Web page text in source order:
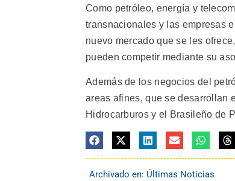
Como petróleo, energía y
transnacionales y las empresas
nuevo mercado que se les
pueden competir mediante su
Además de los negocios del
areas afines, que se desarrollan
Hidrocarburos y el Brasileño de
Archivado en: Últimas Noticias